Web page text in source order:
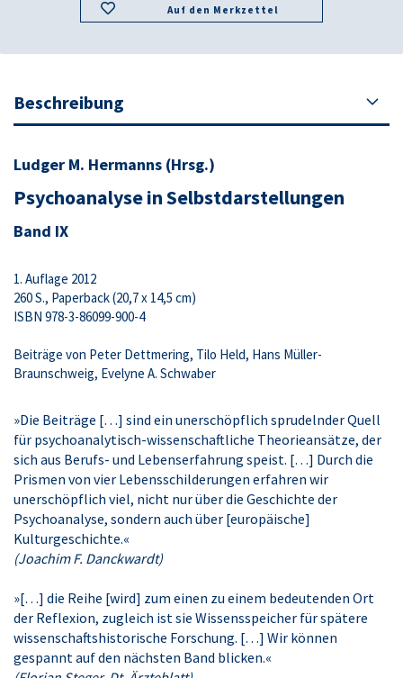
Auf den Merkzettel
Beschreibung
Ludger M. Hermanns (Hrsg.)
Psychoanalyse in Selbstdarstellungen
Band IX
1. Auflage 2012
260 S., Paperback (20,7 x 14,5 cm)
ISBN 978-3-86099-900-4
Beiträge von Peter Dettmering, Tilo Held, Hans Müller-
Braunschweig, Evelyne A. Schwaber
»Die Beiträge […] sind ein unerschöpflich sprudelnder Quell
für psychoanalytisch-wissenschaftliche Theorieansätze, der
sich aus Berufs- und Lebenserfahrung speist. […] Durch die
Prismen von vier Lebensschilderungen erfahren wir
unerschöpflich viel, nicht nur über die Geschichte der
Psychoanalyse, sondern auch über [europäische]
Kulturgeschichte.«
(Joachim F. Danckwardt)
»[…] die Reihe [wird] zum einen zu einem bedeutenden Ort
der Reflexion, zugleich ist sie Wissensspeicher für spätere
wissenschaftshistorische Forschung. […] Wir können
gespannt auf den nächsten Band blicken.«